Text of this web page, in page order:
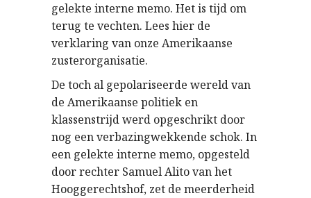
gelekte interne memo. Het is tijd om
terug te vechten. Lees hier de
verklaring van onze Amerikaanse
zusterorganisatie.
De toch al gepolariseerde wereld van
de Amerikaanse politiek en
klassenstrijd werd opgeschrikt door
nog een verbazingwekkende schok. In
een gelekte interne memo, opgesteld
door rechter Samuel Alito van het
Hooggerechtshof, zet de meerderheid